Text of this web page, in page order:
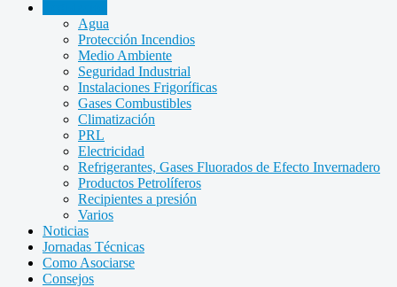
Agua
Protección Incendios
Medio Ambiente
Seguridad Industrial
Instalaciones Frigoríficas
Gases Combustibles
Climatización
PRL
Electricidad
Refrigerantes, Gases Fluorados de Efecto Invernadero
Productos Petrolíferos
Recipientes a presión
Varios
Noticias
Jornadas Técnicas
Como Asociarse
Consejos